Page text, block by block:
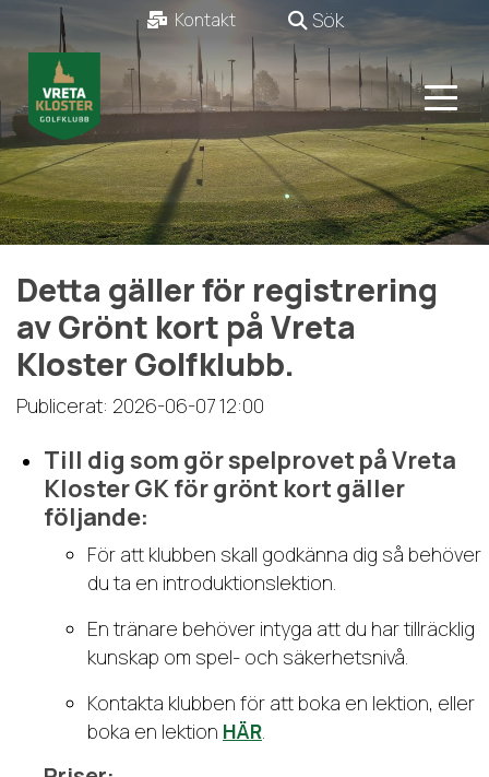
Kontakt Sök
Detta gäller för registrering
av Grönt kort på Vreta
Kloster Golfklubb.
Publicerat: 2026-06-07 12:00
Till dig som gör spelprovet på Vreta
Kloster GK för grönt kort gäller
följande:
För att klubben skall godkänna dig så behöver
du ta en introduktionslektion.
En tränare behöver intyga att du har tillräcklig
kunskap om spel- och säkerhetsnivå.
Kontakta klubben för att boka en lektion, eller
boka en lektion HÄR.